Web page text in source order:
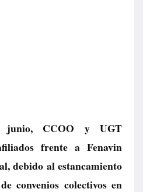
CCOO y UGT
frente a Fenavin
debido al estancamiento
convenios colectivos en